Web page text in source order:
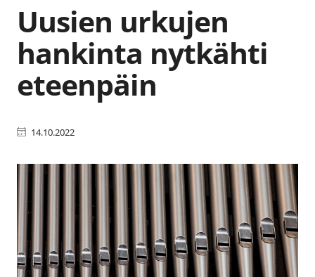
Uusien urkujen
hankinta nytkähti
eteenpäin
14.10.2022